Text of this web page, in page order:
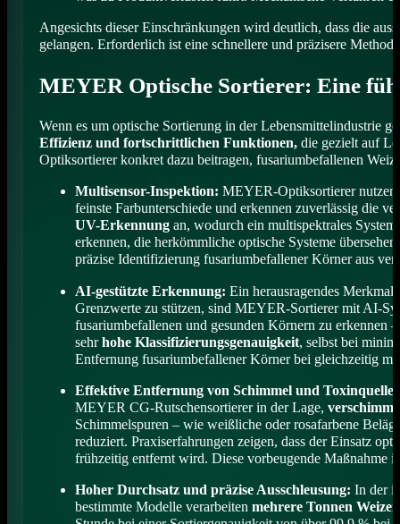
Angesichts dieser Einschränkungen wird deutlich, dass die
gelangen. Erforderlich ist eine schnellere und präzisere
MEYER Optische Sortierer: Eine
Wenn es um optische Sortierung in der Lebensmittelindustrie
Effizienz und fortschrittlichen Funktionen,die gezielt auf
Optiksortierer konkret dazu beitragen, fusariumbefallenen
Multisensor-Inspektion: MEYER-Optiksortierer
feinste Farbunterschiede und erkennen zuverlässig die
UV-Erkennungan, wodurch ein multispektrales System
erkennen, die herkömmliche optische Systeme
präzise Identifizierung fusariumbefallener Körner aus
AI-gestützte Erkennung: Ein herausragendes
Grenzwerte zu stützen, sind MEYER-Sortierer mit AI-
fusariumbefallenen und gesunden Körnern zu erkennen
sehrhohe Klassifizierungsgenauigkeit, selbst bei
Entfernung fusariumbefallener Körner bei gleichzeitig
Effektive Entfernung von Schimmel und
MEYER CG-Rutschensortierer in der Lage,
Schimmelspuren – wie weißliche oder rosafarbene
reduziert. Praxiserfahrungen zeigen, dass der Einsatz
frühzeitig entfernt wird. Diese vorbeugende Maßnahme
Hoher Durchsatz und präzise Ausschleusung: In der
bestimmte Modelle verarbeiten mehrere Tonnen